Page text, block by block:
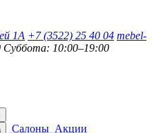
1А +7 (3522) 25 40 04 mebel-
Суббота: 10:00–19:00
Салоны Акции